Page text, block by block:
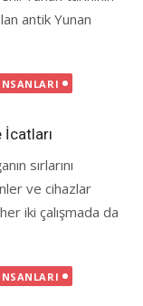
antik Yunan
İcatları
sırlarını
ve cihazlar
iki çalışmada da